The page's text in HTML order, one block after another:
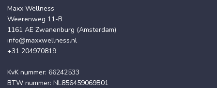
Maxx Wellness
Weerenweg 11-B
1161 AE Zwanenburg (Amsterdam)
info@maxxwellness.nl
+31 204970819
KvK nummer: 66242533
BTW nummer: NL856459069B01